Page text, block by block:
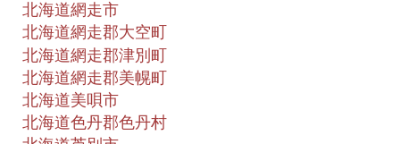
北海道網走市
北海道網走郡大空町
北海道網走郡津別町
北海道網走郡美幌町
北海道美唄市
北海道色丹郡色丹村